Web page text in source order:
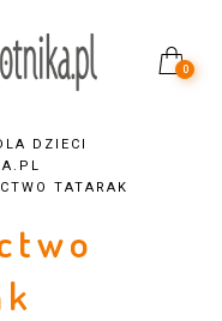
0
DZIECI
TATARAK